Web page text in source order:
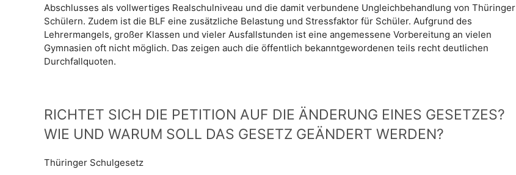
Abschlusses als vollwertiges Realschulniveau und die damit verbundene Ungleichbehandlung von Thüringer
Schülern. Zudem ist die BLF eine zusätzliche Belastung und Stressfaktor für Schüler. Aufgrund des
Lehrermangels, großer Klassen und vieler Ausfallstunden ist eine angemessene Vorbereitung an vielen
Gymnasien oft nicht möglich. Das zeigen auch die öffentlich bekanntgewordenen teils recht deutlichen
Durchfallquoten.
RICHTET SICH DIE PETITION AUF DIE ÄNDERUNG EINES GESETZES?
WIE UND WARUM SOLL DAS GESETZ GEÄNDERT WERDEN?
Thüringer Schulgesetz